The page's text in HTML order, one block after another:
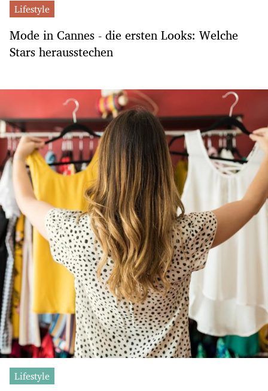
Lifestyle
Mode in Cannes - die ersten Looks: Welche
Stars herausstechen
Lifestyle